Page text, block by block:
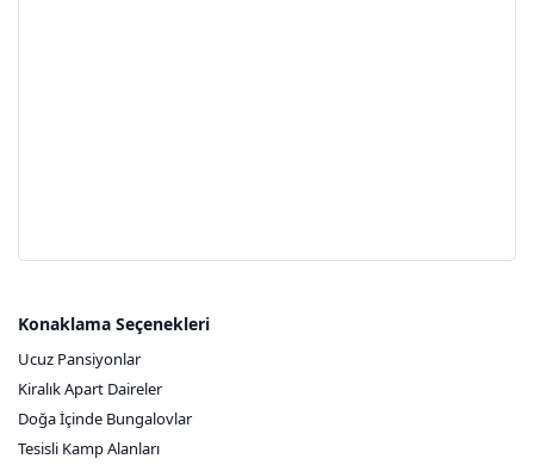
Konaklama Seçenekleri
Ucuz Pansiyonlar
Kiralık Apart Daireler
Doğa İçinde Bungalovlar
Tesisli Kamp Alanları